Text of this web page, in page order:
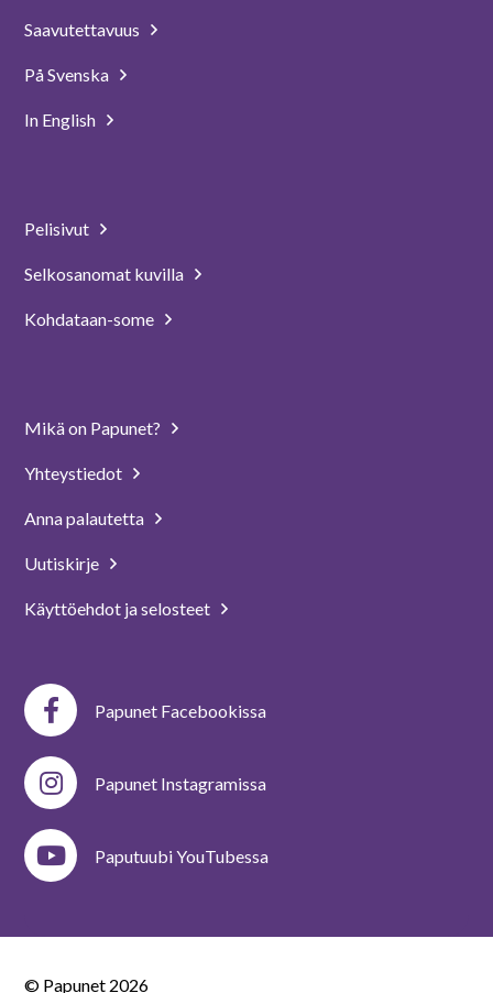
Saavutettavuus
På Svenska
In English
Pelisivut
Selkosanomat kuvilla
Kohdataan-some
Mikä on Papunet?
Yhteystiedot
Anna palautetta
Uutiskirje
Käyttöehdot ja selosteet
Papunet Facebookissa
Papunet Instagramissa
Paputuubi YouTubessa
© Papunet 2026